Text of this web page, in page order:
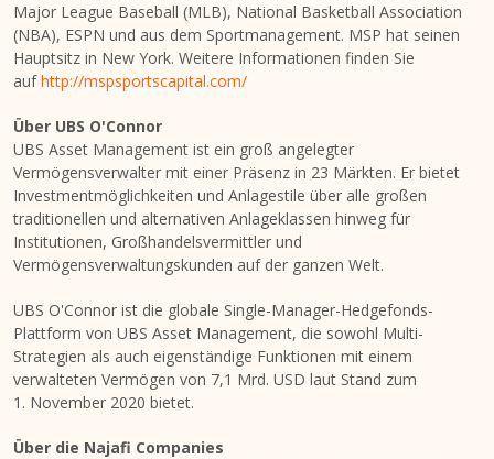
Major League Baseball (MLB), National Basketball Association
(NBA), ESPN und aus dem Sportmanagement. MSP hat seinen
Hauptsitz in New York. Weitere Informationen finden Sie
aufhttp://mspsportscapital.com/
Über UBS O'Connor
UBS Asset Management ist ein groß angelegter
Vermögensverwalter mit einer Präsenz in 23 Märkten. Er bietet
Investmentmöglichkeiten und Anlagestile über alle großen
traditionellen und alternativen Anlageklassen hinweg für
Institutionen, Großhandelsvermittler und
Vermögensverwaltungskunden auf der ganzen Welt.
UBS O'Connor ist die globale Single-Manager-Hedgefonds-
Plattform von UBS Asset Management, die sowohl Multi-
Strategien als auch eigenständige Funktionen mit einem
verwalteten Vermögen von 7,1 Mrd. USD laut Stand zum
1. November 2020 bietet.
Über die Najafi Companies